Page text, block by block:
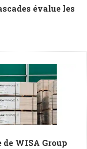
évalue les
de WISA Group